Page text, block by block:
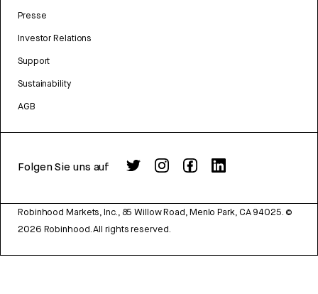
Presse
Investor Relations
Support
Sustainability
AGB
Folgen Sie uns auf
Robinhood Markets, Inc., 85 Willow Road, Menlo Park, CA 94025. ©
2026 Robinhood. All rights reserved.